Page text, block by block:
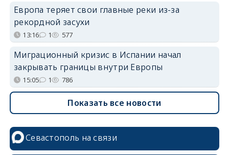
Европа теряет свои главные реки из-за
рекордной засухи
13:16 1 577
Миграционный кризис в Испании начал
закрывать границы внутри Европы
15:05 1 786
Показать все новости
Севастополь на связи